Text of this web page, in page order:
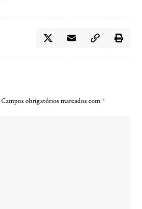
Campos obrigatórios marcados com *